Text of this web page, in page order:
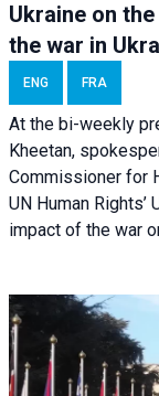
Ukraine on
the war in
ENG FRA
At the bi-weekly
Kheetan,
Commissioner for
UN Human
impact of the war